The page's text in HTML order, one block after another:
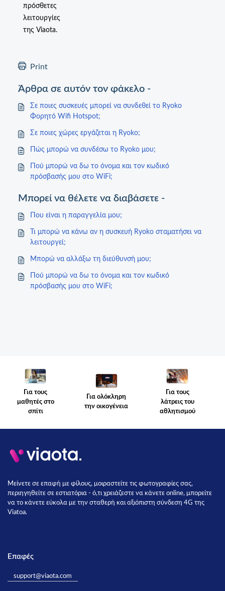
πρόσθετες
λειτουργίες
της Viaota.
Print
Άρθρα σε αυτόν τον φάκελο -
Σε ποιες συσκευές μπορεί να συνδεθεί το Ryoko
Φορητό Wifi Hotspot;
Σε ποιες χώρες εργάζεται η Ryoko;
Πώς μπορώ να συνδέσω το Ryoko μου;
Πού μπορώ να δω το όνομα και τον κωδικό
πρόσβασής μου στο WiFi;
Μπορεί να θέλετε να διαβάσετε -
Που είναι η παραγγελία μου;
Τι μπορώ να κάνω αν η συσκευή Ryoko σταματήσει να
λειτουργεί;
Μπορώ να αλλάξω τη διεύθυνσή μου;
Πού μπορώ να δω το όνομα και τον κωδικό
πρόσβασής μου στο WiFi;
Για τους
μαθητές στο
σπίτι
Για ολόκληρη
την οικογένεια
Για τους
λάτρεις του
αθλητισμού
Μείνετε σε επαφή με φίλους, μοιραστείτε τις φωτογραφίες σας,
περιηγηθείτε σε εστιατόρια - ό,τι χρειάζεστε να κάνετε online, μπορείτε
να το κάνετε εύκολα με την σταθερή και αξιόπιστη σύνδεση 4G της
Viatoa.
Επαφές
support@viaota.com